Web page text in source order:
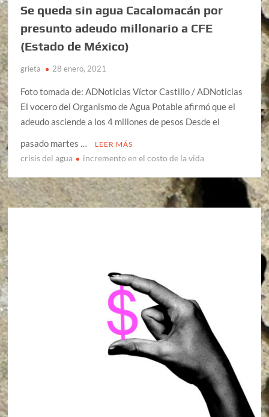
Se queda sin agua Cacalomacán por
presunto adeudo millonario a CFE
(Estado de México)
grieta 28 enero, 2021
Foto tomada de: ADNoticias Víctor Castillo / ADNoticias
El vocero del Organismo de Agua Potable afirmó que el
adeudo asciende a los 4 millones de pesos Desde el
pasado martes …
LEER MÁS
crisis del agua incremento en el costo de la vida